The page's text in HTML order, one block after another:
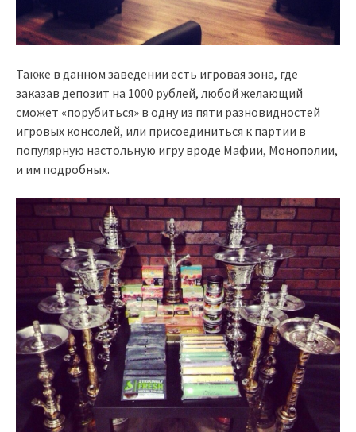
Также в данном заведении есть игровая зона, где
заказав депозит на 1000 рублей, любой желающий
сможет «порубиться» в одну из пяти разновидностей
игровых консолей, или присоединиться к партии в
популярную настольную игру вроде Мафии, Монополии,
и им подробных.